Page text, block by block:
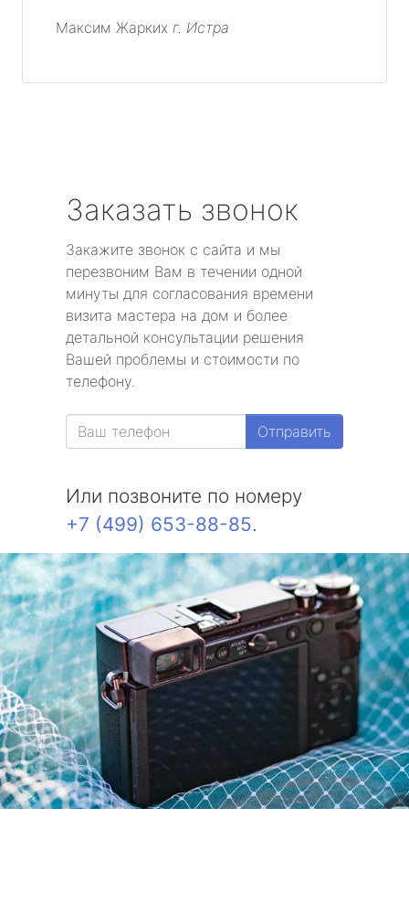
Максим Жарких г. Истра
Заказать звонок
Закажите звонок с сайта и мы
перезвоним Вам в течении одной
минуты для согласования времени
визита мастера на дом и более
детальной консультации решения
Вашей проблемы и стоимости по
телефону.
Отправить
Или позвоните по номеру
+7 (499) 653-88-85.